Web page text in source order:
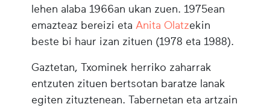
lehen alaba 1966an ukan zuen. 1975ean
emazteaz bereizi eta Anita Olatzekin
beste bi haur izan zituen (1978 eta 1988).
Gaztetan, Txominek herriko zaharrak
entzuten zituen bertsotan baratze lanak
egiten zituztenean. Tabernetan eta artzain